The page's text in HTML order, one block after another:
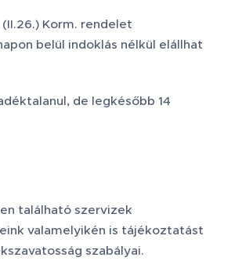
Korm. rendelet
belül indoklás nélkül elállhat
de legkésőbb 14
található szervizek
valamelyikén is tájékoztatást
szabályai.